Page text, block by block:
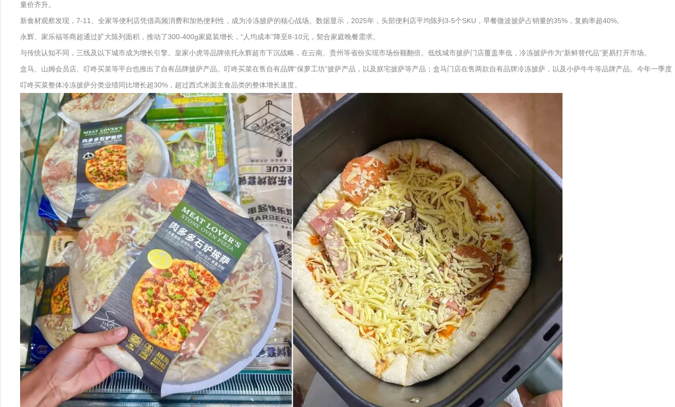
量价齐升。
新食材观察发现，7-11、全家等便利店凭借高频消费和加热便利性，成为冷冻披萨的核心战场。数据显示，2025年，头部便利店平均陈列3-5个SKU，早餐微波披萨占销量的35%，复购率超40%。
永辉、家乐福等商超通过扩大陈列面积，推动了300-400g家庭装增长，“人均成本”降至8-10元，契合家庭晚餐需求。
与传统认知不同，三线及以下城市成为增长引擎。皇家小虎等品牌依托永辉超市下沉战略，在云南、贵州等省份实现市场份额翻倍。低线城市披萨门店覆盖率低，冷冻披萨作为“新鲜替代品”更易打开市场。
盒马、山姆会员店、叮咚买菜等平台也推出了自有品牌披萨产品。叮咚买菜在售自有品牌“保萝工坊”披萨产品，以及朕宅披萨等产品；盒马门店在售两款自有品牌冷冻披萨，以及小萨牛牛等品牌产品。今年一季度
叮咚买菜整体冷冻披萨分类业绩同比增长超30%，超过西式米面主食品类的整体增长速度。